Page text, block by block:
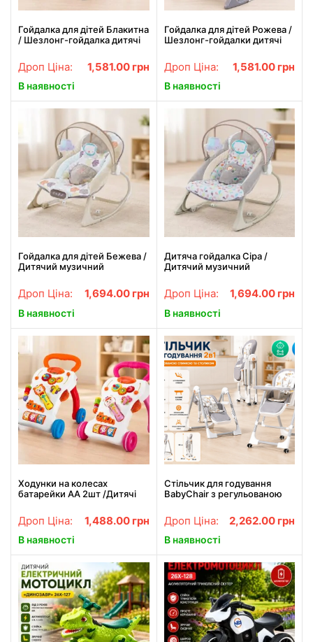
Гойдалка для дітей Блакитна
/ Шезлонг-гойдалка дитячі
малюків
Дроп Ціна: 1,581.00 грн
В наявності
Гойдалка для дітей Рожева /
Шезлонг-гойдалки дитячі
малюків
Дроп Ціна: 1,581.00 грн
В наявності
Гойдалка для дітей Бежева /
Дитячий музичний
вібрацією та іграшками
Дроп Ціна: 1,694.00 грн
В наявності
Дитяча гойдалка Сіра /
Дитячий музичний
вібрацією та іграшками
Дроп Ціна: 1,694.00 грн
В наявності
Ходунки на колесах
батарейки AA 2шт /Дитячі
мікрофон / каталка-ходунки
з ігровим центром
Дроп Ціна: 1,488.00 грн
В наявності
Стільчик для годування
BabyChair з регульованою
шезлонг, колеса, складний
X-715 / Стільчик-шезлонг
для малюків
Дроп Ціна: 2,262.00 грн
В наявності